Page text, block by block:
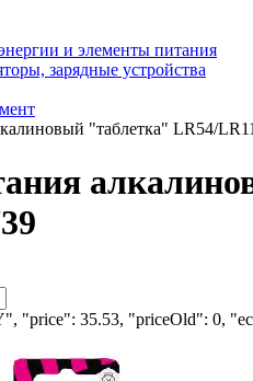
и элементы питания
зарядные устройства
"таблетка" LR54/
"price": 35.53, "priceOld": 0,